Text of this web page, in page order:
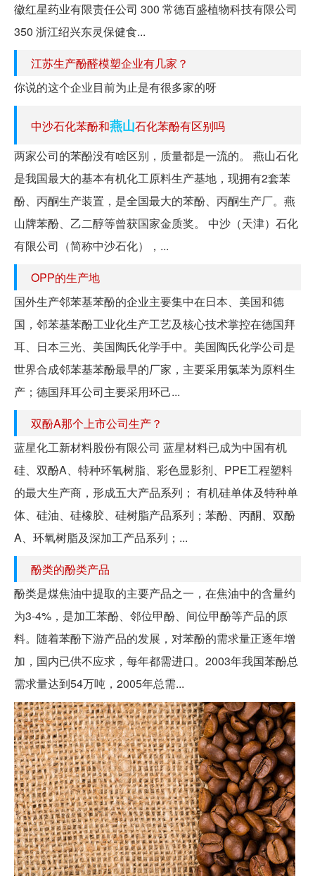
徽红星药业有限责任公司 300 常德百盛植物科技有限公司
350 浙江绍兴东灵保健食...
江苏生产酚醛模塑企业有几家？
你说的这个企业目前为止是有很多家的呀
中沙石化苯酚和燕山石化苯酚有区别吗
两家公司的苯酚没有啥区别，质量都是一流的。 燕山石化
是我国最大的基本有机化工原料生产基地，现拥有2套苯
酚、丙酮生产装置，是全国最大的苯酚、丙酮生产厂。燕
山牌苯酚、乙二醇等曾获国家金质奖。 中沙（天津）石化
有限公司（简称中沙石化），...
OPP的生产地
国外生产邻苯基苯酚的企业主要集中在日本、美国和德
国，邻苯基苯酚工业化生产工艺及核心技术掌控在德国拜
耳、日本三光、美国陶氏化学手中。美国陶氏化学公司是
世界合成邻苯基苯酚最早的厂家，主要采用氯苯为原料生
产；德国拜耳公司主要采用环己...
双酚A那个上市公司生产？
蓝星化工新材料股份有限公司 蓝星材料已成为中国有机
硅、双酚A、特种环氧树脂、彩色显影剂、PPE工程塑料
的最大生产商，形成五大产品系列； 有机硅单体及特种单
体、硅油、硅橡胶、硅树脂产品系列；苯酚、丙酮、双酚
A、环氧树脂及深加工产品系列；...
酚类的酚类产品
酚类是煤焦油中提取的主要产品之一，在焦油中的含量约
为3-4%，是加工苯酚、邻位甲酚、间位甲酚等产品的原
料。随着苯酚下游产品的发展，对苯酚的需求量正逐年增
加，国内已供不应求，每年都需进口。2003年我国苯酚总
需求量达到54万吨，2005年总需...